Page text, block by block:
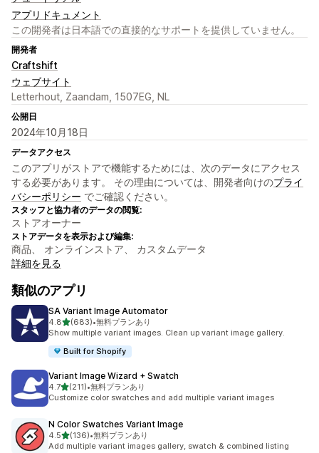
アプリドキュメント
この開発者は日本語での直接的なサポートを提供していません。
開発者
Craftshift
ウェブサイト
Letterhout, Zaandam, 1507EG, NL
公開日
2024年10月18日
データアクセス
このアプリがストアで機能するためには、次のデータにアクセス
する必要があります。 その理由については、開発者向けのプライ
バシーポリシー でご確認ください。
スタッフと協力者のデータの閲覧:
ストアオーナー
ストアデータを表示および編集:
商品、 オンラインストア、 カスタムデータ
詳細を見る
類似のアプリ
SA Variant Image Automator
4.85つ星中
(683)
合計レビュー数：683件
•無料プランあり
Show multiple variant images. Clean up variant image gallery.
Built for Shopify
Variant Image Wizard + Swatch
4.75つ星中
(211)
合計レビュー数：211件
•無料プランあり
Customize color swatches and add multiple variant images
N Color Swatches Variant Image
4.55つ星中
(136)
合計レビュー数：136件
•無料プランあり
Add multiple variant images gallery, swatch & combined listing